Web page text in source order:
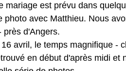
mariage est prévu dans
photo avec Matthieu. Nous
près d'Angers.
avril, le temps magnifique -
en début d'après midi et